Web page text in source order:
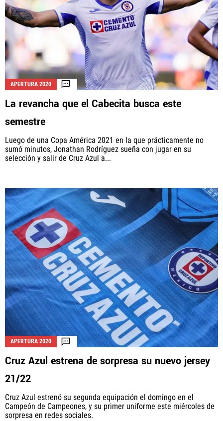
APERTURA 2020
La revancha que el Cabecita busca este
semestre
Luego de una Copa América 2021 en la que prácticamente no
sumó minutos, Jonathan Rodríguez sueña con jugar en su
selección y salir de Cruz Azul a...
APERTURA 2020
Cruz Azul estrena de sorpresa su nuevo jersey
21/22
Cruz Azul estrenó su segunda equipación el domingo en el
Campeón de Campeones, y su primer uniforme este miércoles de
sorpresa en redes sociales.